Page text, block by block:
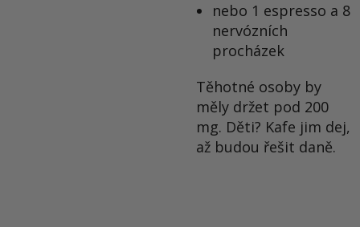
nebo 1 espresso a 8
nervózních
procházek
Těhotné osoby by
měly držet pod 200
mg. Děti? Kafe jim dej,
až budou řešit daně.